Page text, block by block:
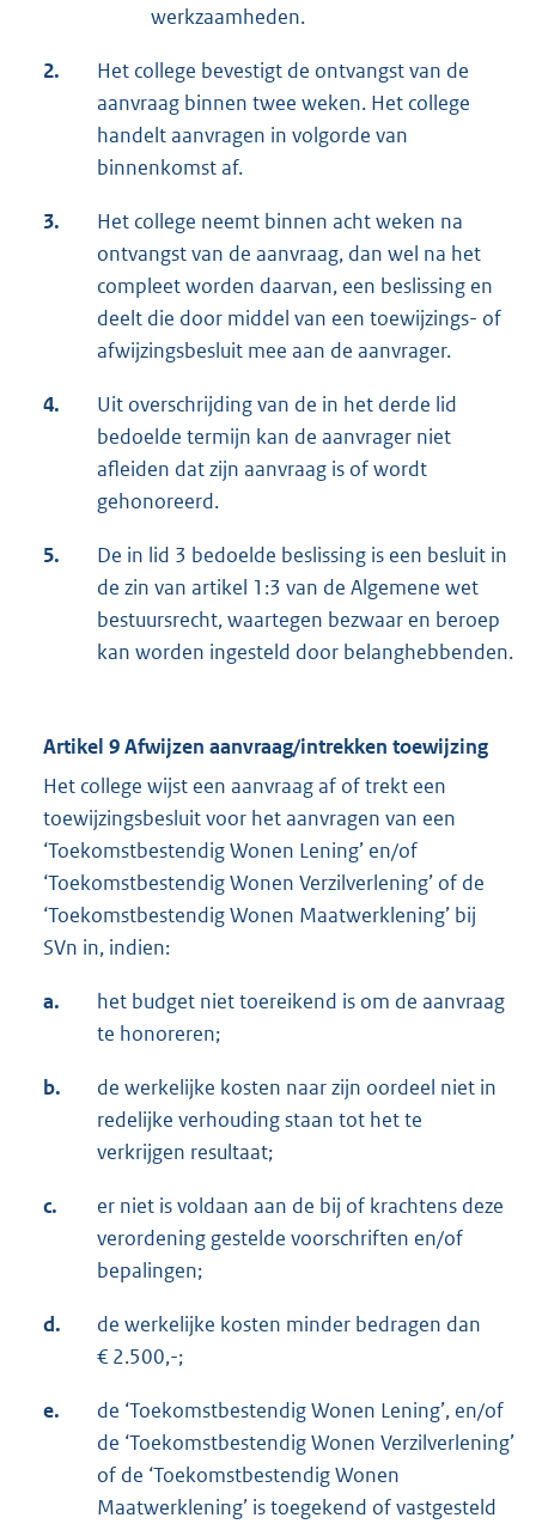
werkzaamheden.
2.
Het college bevestigt de ontvangst van de
aanvraag binnen twee weken. Het college
handelt aanvragen in volgorde van
binnenkomst af.
3.
Het college neemt binnen acht weken na
ontvangst van de aanvraag, dan wel na het
compleet worden daarvan, een beslissing en
deelt die door middel van een toewijzings- of
afwijzingsbesluit mee aan de aanvrager.
4.
Uit overschrijding van de in het derde lid
bedoelde termijn kan de aanvrager niet
afleiden dat zijn aanvraag is of wordt
gehonoreerd.
5.
De in lid 3 bedoelde beslissing is een besluit in
de zin van artikel 1:3 van de Algemene wet
bestuursrecht, waartegen bezwaar en beroep
kan worden ingesteld door belanghebbenden.
Artikel 9 Afwijzen aanvraag/intrekken toewijzing
Het college wijst een aanvraag af of trekt een
toewijzingsbesluit voor het aanvragen van een
‘Toekomstbestendig Wonen Lening’ en/of
‘Toekomstbestendig Wonen Verzilverlening’ of de
‘Toekomstbestendig Wonen Maatwerklening’ bij
SVn in, indien:
a.
het budget niet toereikend is om de aanvraag
te honoreren;
b.
de werkelijke kosten naar zijn oordeel niet in
redelijke verhouding staan tot het te
verkrijgen resultaat;
c.
er niet is voldaan aan de bij of krachtens deze
verordening gestelde voorschriften en/of
bepalingen;
d.
de werkelijke kosten minder bedragen dan
€ 2.500,-;
e.
de ‘Toekomstbestendig Wonen Lening’, en/of
de ‘Toekomstbestendig Wonen Verzilverlening’
of de ‘Toekomstbestendig Wonen
Maatwerklening’ is toegekend of vastgesteld